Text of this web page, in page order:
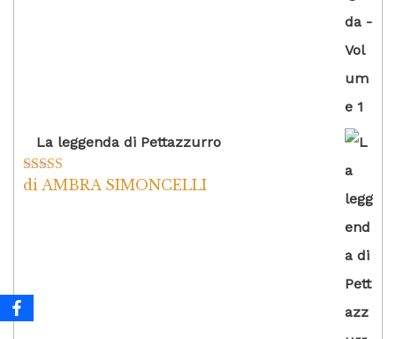
La leggenda di Pettazzurro
Valutato5su
di AMBRA SIMONCELLI